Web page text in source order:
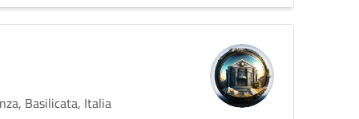
Basilicata, Italia